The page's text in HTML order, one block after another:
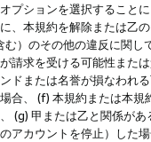
プションを選択するこ
、本規約を解除または乙
）のその他の違反に関
請求を受ける可能性また
ドまたは名誉が損なわれ
合、 (f) 本規約または本
(g) 甲または乙と関係が
アカウントを停止）した